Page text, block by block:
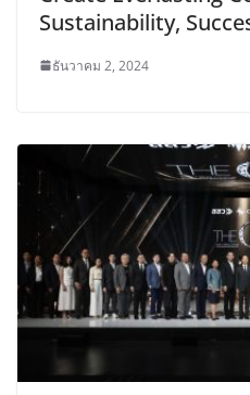
Sustainability,
ธันวาคม 2, 2024